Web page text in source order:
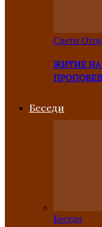
Свети
ЖИТИЕ НА
Беседи
Беседи